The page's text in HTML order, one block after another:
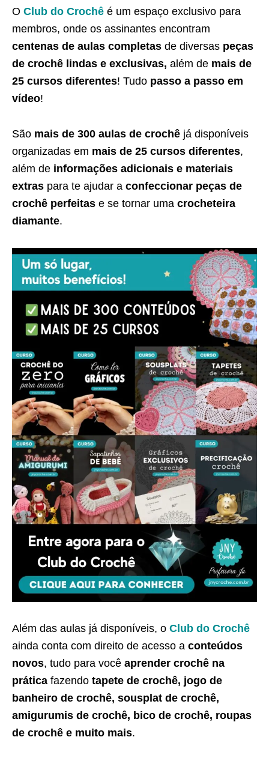
O Club do Crochê é um espaço exclusivo para
membros, onde os assinantes encontram
centenas de aulas completas de diversas peças
de crochê lindas e exclusivas, além de mais de
25 cursos diferentes! Tudo passo a passo em
vídeo!
São mais de 300 aulas de crochê já disponíveis
organizadas em mais de 25 cursos diferentes,
além de informações adicionais e materiais
extras para te ajudar a confeccionar peças de
crochê perfeitas e se tornar uma crocheteira
diamante.
Além das aulas já disponíveis, o Club do Crochê
ainda conta com direito de acesso a conteúdos
novos, tudo para você aprender crochê na
prática fazendo tapete de crochê, jogo de
banheiro de crochê, sousplat de crochê,
amigurumis de crochê, bico de crochê, roupas
de crochê e muito mais.